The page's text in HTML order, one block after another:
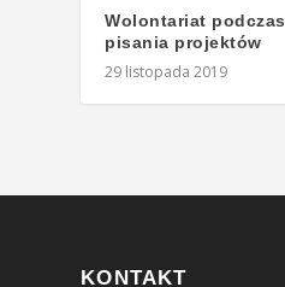
Wolontariat podczas
pisania projektów
29 listopada 2019
KONTAKT